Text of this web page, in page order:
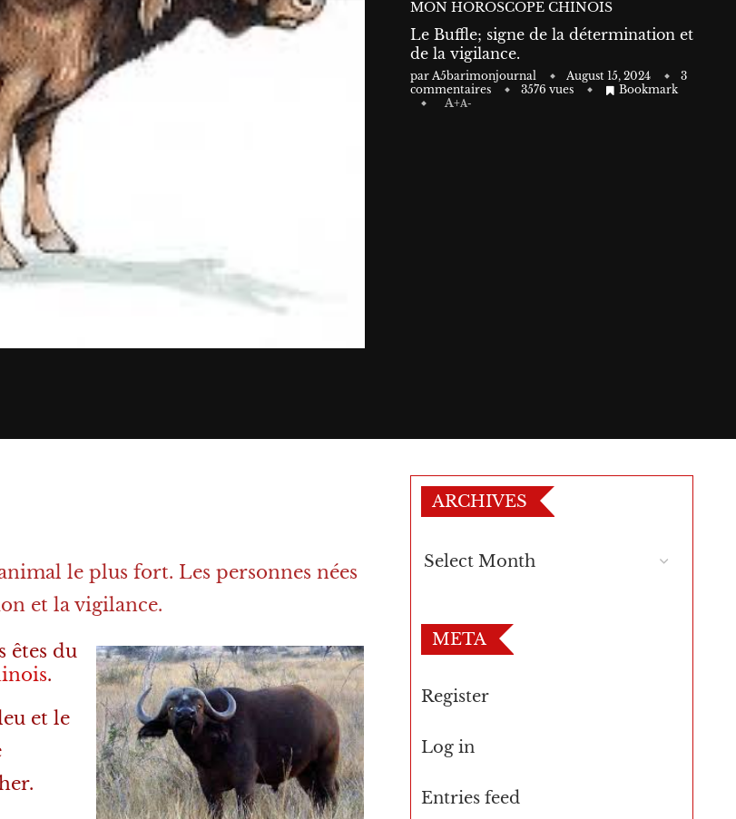
MON HOROSCOPE CHINOIS
Le Buffle; signe de la détermination et
de la vigilance.
par A5barimonjournal August 15, 2024
3
commentaires
3576 vues
Bookmark
A+A-
le plus fort. Les personnes nées
et la vigilance.
êtes du
.
et le
ARCHIVES
META
Register
Log in
Entries feed